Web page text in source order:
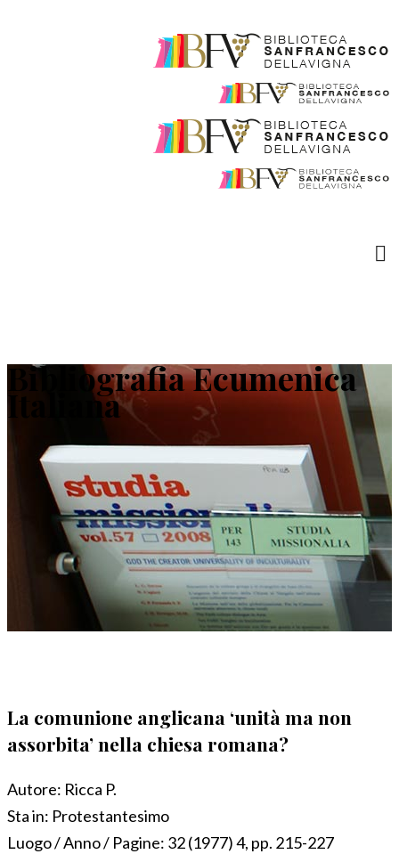
Bibliografia Ecumenica
Italiana
La comunione anglicana ‘unità ma non
assorbita’ nella chiesa romana?
Autore: Ricca P.
Sta in: Protestantesimo
Luogo / Anno / Pagine: 32 (1977) 4, pp. 215-227